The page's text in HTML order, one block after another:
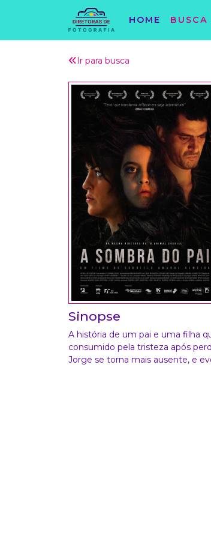
HOME BUSCA
Ir para busca
Sinopse
A história de um pai e uma filha
consumido pela tristeza após
Jorge se torna mais ausente, e